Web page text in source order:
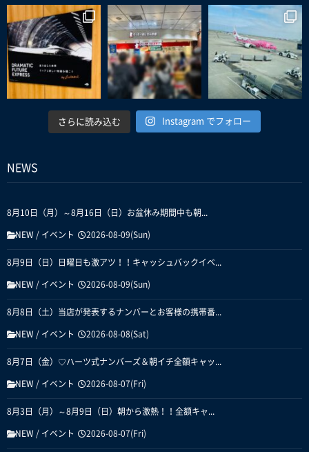
さらに読み込む Instagram でフォロー
NEWS
8月10日（月）～8月16日（日）お盆休み期間中も朝...
NEW / イベント 2026-08-09(Sun)
8月9日（日）日曜日も激アツ！！キャッシュバックイベ...
NEW / イベント 2026-08-09(Sun)
8月8日（土）当店が発表するナンバーとお客様の携帯番...
NEW / イベント 2026-08-08(Sat)
8月7日（金）♡ハーツ式ナンバーズ＆朝イチ全額キャッ...
NEW / イベント 2026-08-07(Fri)
8月3日（月）～8月9日（日）朝から激熱！！全額キャ...
NEW / イベント 2026-08-07(Fri)